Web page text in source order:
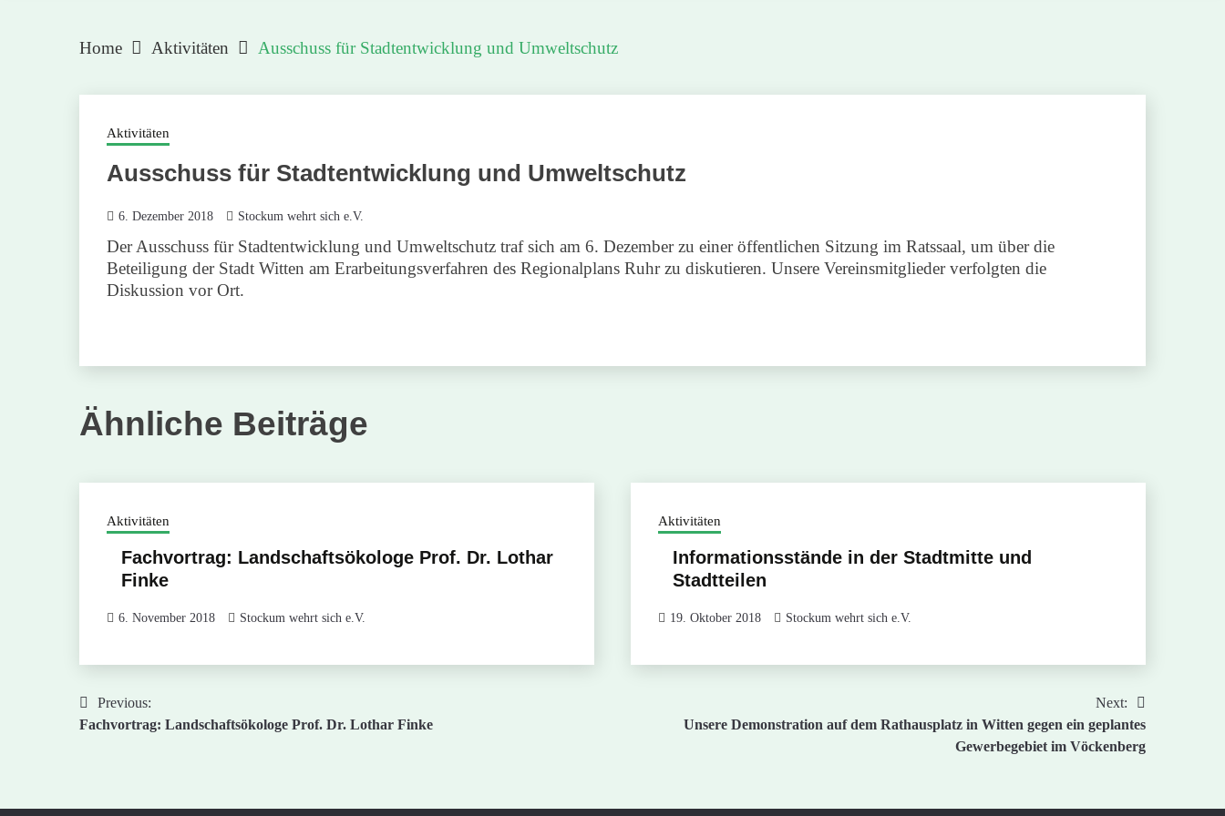
Home Aktivitäten Ausschuss für Stadtentwicklung und Umweltschutz
Aktivitäten
Ausschuss für Stadtentwicklung und Umweltschutz
6. Dezember 2018 Stockum wehrt sich e.V.
Der Ausschuss für Stadtentwicklung und Umweltschutz traf sich am 6. Dezember zu einer öffentlichen Sitzung im Ratssaal, um über die
Beteiligung der Stadt Witten am Erarbeitungsverfahren des Regionalplans Ruhr zu diskutieren. Unsere Vereinsmitglieder verfolgten die
Diskussion vor Ort.
Ähnliche Beiträge
Aktivitäten
Fachvortrag: Landschaftsökologe Prof. Dr. Lothar
Finke
6. November 2018 Stockum wehrt sich e.V.
Aktivitäten
Informationsstände in der Stadtmitte und
Stadtteilen
19. Oktober 2018 Stockum wehrt sich e.V.
Beitragsnavigation
Previous:
Fachvortrag: Landschaftsökologe Prof. Dr. Lothar Finke
Next:
Unsere Demonstration auf dem Rathausplatz in Witten gegen ein geplantes
Gewerbegebiet im Vöckenberg